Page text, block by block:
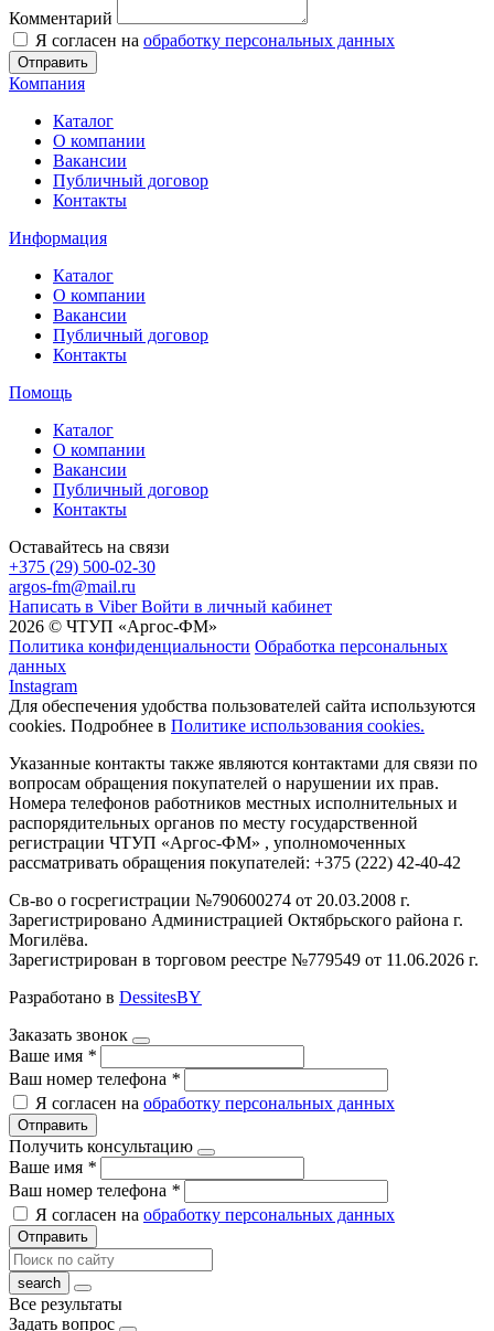
Комментарий
Я согласен на обработку персональных данных
Отправить
Компания
Каталог
О компании
Вакансии
Публичный договор
Контакты
Информация
Каталог
О компании
Вакансии
Публичный договор
Контакты
Помощь
Каталог
О компании
Вакансии
Публичный договор
Контакты
Оставайтесь на связи
+375 (29) 500-02-30
argos-fm@mail.ru
Написать в Viber Войти в личный кабинет
2026 © ЧТУП «Аргос-ФМ»
Политика конфиденциальности Обработка персональных
данных
Instagram
Для обеспечения удобства пользователей сайта используются
cookies. Подробнее в Политике использования cookies.
Указанные контакты также являются контактами для связи по
вопросам обращения покупателей о нарушении их прав.
Номера телефонов работников местных исполнительных и
распорядительных органов по месту государственной
регистрации ЧТУП «Аргос-ФМ» , уполномоченных
рассматривать обращения покупателей: +375 (222) 42-40-42
Св-во о госрегистрации №790600274 от 20.03.2008 г.
Зарегистрировано Администрацией Октябрьского района г.
Могилёва.
Зарегистрирован в торговом реестре №779549 от 11.06.2026 г.
Разработано в DessitesBY
Заказать звонок
Ваше имя *
Ваш номер телефона *
Я согласен на обработку персональных данных
Отправить
Получить консультацию
Ваше имя *
Ваш номер телефона *
Я согласен на обработку персональных данных
Отправить
Все результаты
Задать вопрос